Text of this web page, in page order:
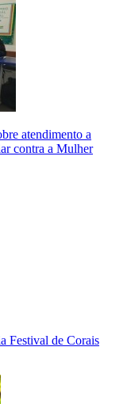
atendimento a
contra a Mulher
Festival de Corais